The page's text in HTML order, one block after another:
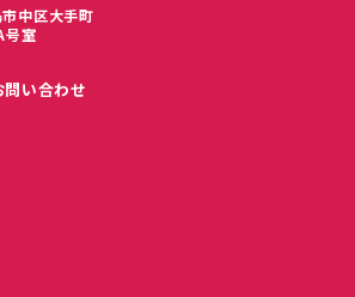
中区大手町
号室
問い合わせ